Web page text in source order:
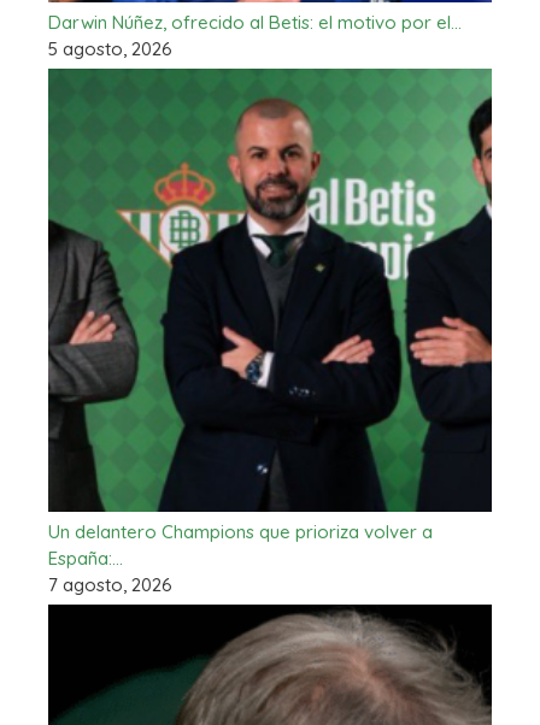
Darwin Núñez, ofrecido al Betis: el motivo por el…
5 agosto, 2026
Un delantero Champions que prioriza volver a
España:…
7 agosto, 2026